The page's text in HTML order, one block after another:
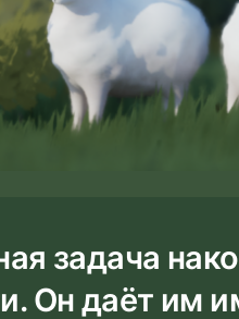
задача
Он даёт им